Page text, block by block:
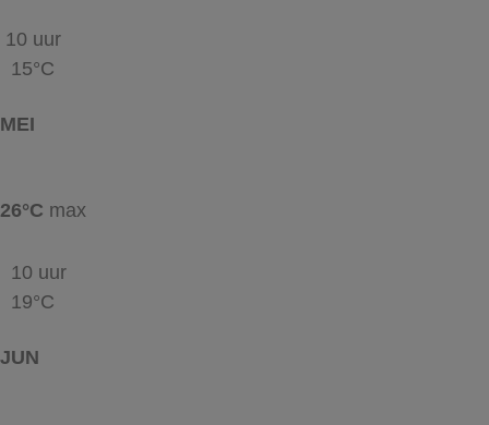
10 uur
15°C
MEI
26°C max
10 uur
19°C
JUN